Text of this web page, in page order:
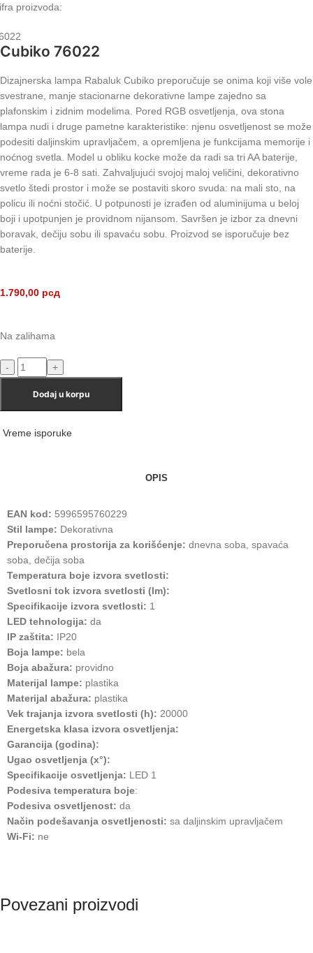
proizvoda:
Cubiko 76022
Dizajnerska lampa Rabaluk Cubiko preporučuje se onima koji više vole
svestrane, manje stacionarne dekorativne lampe zajedno sa
plafonskim i zidnim modelima. Pored RGB osvetljenja, ova stona
lampa nudi i druge pametne karakteristike: njenu osvetljenost se može
podesiti daljinskim upravljačem, a opremljena je funkcijama memorije i
noćnog svetla. Model u obliku kocke može da radi sa tri AA baterije,
vreme rada je 6-8 sati. Zahvaljujući svojoj maloj veličini, dekorativno
svetlo štedi prostor i može se postaviti skoro svuda: na mali sto, na
policu ili noćni stočić. U potpunosti je izrađen od aluminijuma u ​​beloj
boji i upotpunjen je providnom nijansom. Savršen je izbor za dnevni
boravak, dečiju sobu ili spavaću sobu. Proizvod se isporučuje bez
baterije.
1.790,00 рсд
Na zalihama
Dodaj u korpu
Vreme isporuke
OPIS
EAN kod: 5996595760229
Stil lampe: Dekorativna
Preporučena prostorija za korišćenje: dnevna soba, spavaća
soba, dečija soba
Temperatura boje izvora svetlosti:
Svetlosni tok izvora svetlosti (lm):
Specifikacije izvora svetlosti: 1
LED tehnologija: da
IP zaštita: IP20
Boja lampe: bela
Boja abažura: providno
Materijal lampe: plastika
Materijal abažura: plastika
Vek trajanja izvora svetlosti (h): 20000
Energetska klasa izvora osvetljenja:
Garancija (godina):
Ugao osvetljenja (x°):
Specifikacije osvetljenja: LED 1
Podesiva temperatura boje:
Podesiva osvetljenost: da
Način podešavanja osvetljenosti: sa daljinskim upravljačem
Wi-Fi: ne
Povezani proizvodi